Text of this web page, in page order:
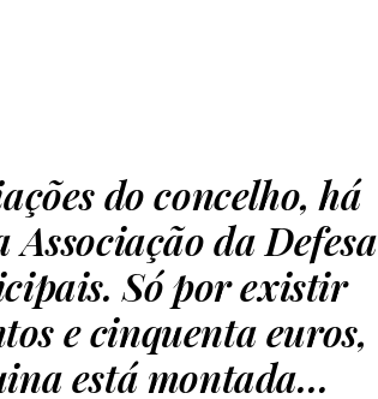
do concelho, há
da Defesa
Só por existir
e cinquenta euros,
está montada…